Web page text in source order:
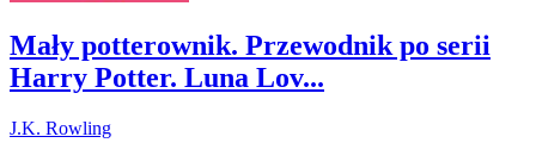
Mały potterownik. Przewodnik po serii
Harry Potter. Luna Lov...
J.K. Rowling